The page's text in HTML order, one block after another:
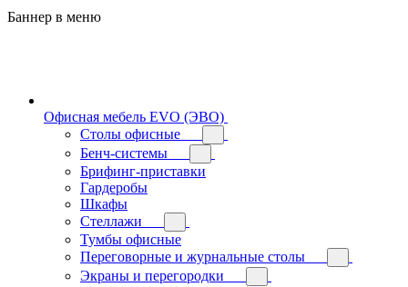
Баннер в меню
Офисная мебель EVO (ЭВО)
Cтолы офисные
Бенч-системы
Брифинг-приставки
Гардеробы
Шкафы
Стеллажи
Тумбы офисные
Переговорные и журнальные столы
Экраны и перегородки